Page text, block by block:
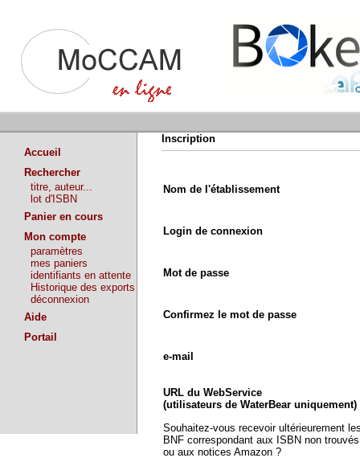
Accueil
Rechercher
titre, auteur...
lot d'ISBN
Panier en cours
Mon compte
paramètres
mes paniers
identifiants en attente
Historique des exports
déconnexion
Aide
Portail
Inscription
Nom de l'établissement
Login de connexion
Mot de passe
Confirmez le mot de passe
e-mail
URL du WebService
(utilisateurs de WaterBear uniquement)
Souhaitez-vous recevoir ultérieurement
BNF correspondant aux ISBN non trouvés
ou aux notices Amazon ?